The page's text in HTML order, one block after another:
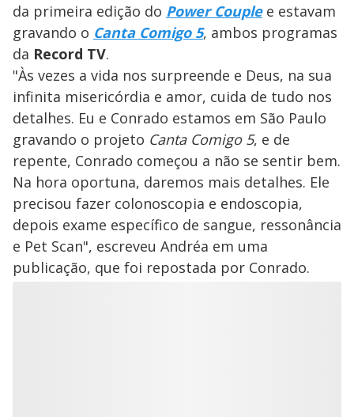
da primeira edição do Power Couplee estavam
gravando o Canta Comigo 5, ambos programas
da Record TV.
"Às vezes a vida nos surpreende e Deus, na sua
infinita misericórdia e amor, cuida de tudo nos
detalhes. Eu e Conrado estamos em São Paulo
gravando o projeto Canta Comigo 5, e de
repente, Conrado começou a não se sentir bem.
Na hora oportuna, daremos mais detalhes. Ele
precisou fazer colonoscopia e endoscopia,
depois exame específico de sangue, ressonância
e Pet Scan", escreveu Andréa em uma
publicação, que foi repostada por Conrado.